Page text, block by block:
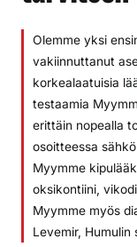
Olemme yksi
vakiinnuttanut
korkealaatuisia
testaamia
erittäin nopealla
osoitteessa
Myymme
oksikontiini,
Myymme myös
Levemir,